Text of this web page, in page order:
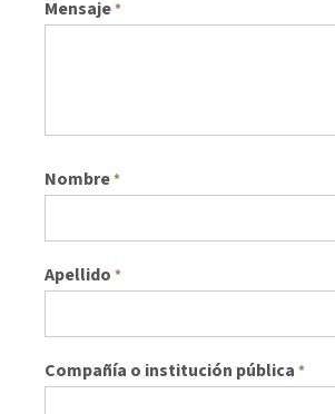
Mensaje*
Nombre*
Apellido *
Compañía o institución pública *